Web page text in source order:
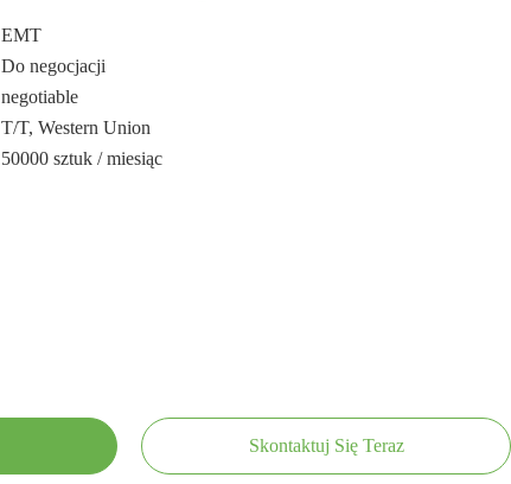
EMT
Do negocjacji
negotiable
T/T, Western Union
50000 sztuk / miesiąc
Skontaktuj Się Teraz